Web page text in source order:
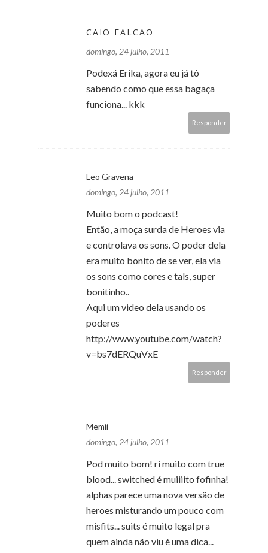
CAIO FALCÃO
domingo, 24 julho, 2011
Podexá Erika, agora eu já tô
sabendo como que essa bagaça
funciona... kkk
Responder
Leo Gravena
domingo, 24 julho, 2011
Muito bom o podcast!
Então, a moça surda de Heroes via
e controlava os sons. O poder dela
era muito bonito de se ver, ela via
os sons como cores e tals, super
bonitinho..
Aqui um video dela usando os
poderes
http://www.youtube.com/watch?
v=bs7dERQuVxE
Responder
Memii
domingo, 24 julho, 2011
Pod muito bom! ri muito com true
blood... switched é muiiiito fofinha!
alphas parece uma nova versão de
heroes misturando um pouco com
misfits... suits é muito legal pra
quem ainda não viu é uma dica...